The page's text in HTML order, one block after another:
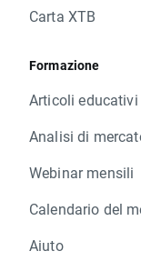
Carta XTB
Formazione
Articoli educativi
Analisi di
Webinar mensili
Calendario del
Aiuto